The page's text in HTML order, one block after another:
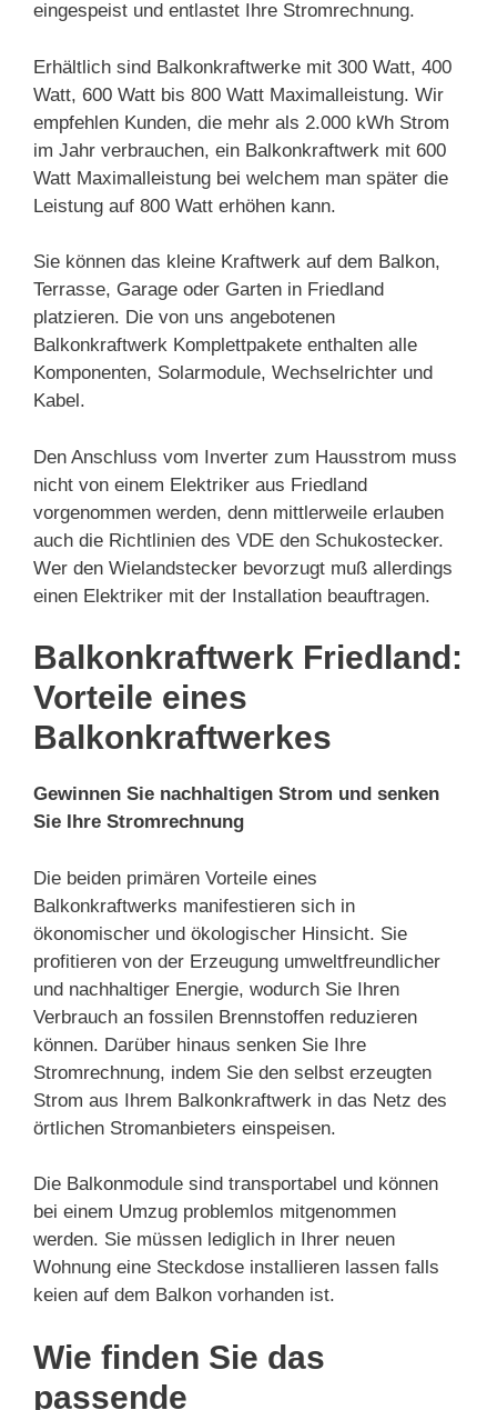
eingespeist und entlastet Ihre Stromrechnung.
Erhältlich sind Balkonkraftwerke mit 300 Watt, 400
Watt, 600 Watt bis 800 Watt Maximalleistung. Wir
empfehlen Kunden, die mehr als 2.000 kWh Strom
im Jahr verbrauchen, ein Balkonkraftwerk mit 600
Watt Maximalleistung bei welchem man später die
Leistung auf 800 Watt erhöhen kann.
Sie können das kleine Kraftwerk auf dem Balkon,
Terrasse, Garage oder Garten in Friedland
platzieren. Die von uns angebotenen
Balkonkraftwerk Komplettpakete enthalten alle
Komponenten, Solarmodule, Wechselrichter und
Kabel.
Den Anschluss vom Inverter zum Hausstrom muss
nicht von einem Elektriker aus Friedland
vorgenommen werden, denn mittlerweile erlauben
auch die Richtlinien des VDE den Schukostecker.
Wer den Wielandstecker bevorzugt muß allerdings
einen Elektriker mit der Installation beauftragen.
Balkonkraftwerk Friedland:
Vorteile eines
Balkonkraftwerkes
Gewinnen Sie nachhaltigen Strom und senken
Sie Ihre Stromrechnung
Die beiden primären Vorteile eines
Balkonkraftwerks manifestieren sich in
ökonomischer und ökologischer Hinsicht. Sie
profitieren von der Erzeugung umweltfreundlicher
und nachhaltiger Energie, wodurch Sie Ihren
Verbrauch an fossilen Brennstoffen reduzieren
können. Darüber hinaus senken Sie Ihre
Stromrechnung, indem Sie den selbst erzeugten
Strom aus Ihrem Balkonkraftwerk in das Netz des
örtlichen Stromanbieters einspeisen.
Die Balkonmodule sind transportabel und können
bei einem Umzug problemlos mitgenommen
werden. Sie müssen lediglich in Ihrer neuen
Wohnung eine Steckdose installieren lassen falls
keien auf dem Balkon vorhanden ist.
Wie finden Sie das
passende